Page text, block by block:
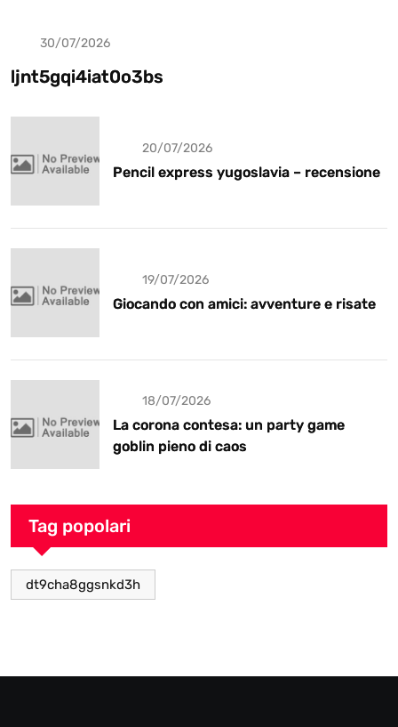
Uncategorized
30/07/2026
ljnt5gqi4iat0o3bs
20/07/2026
Pencil express yugoslavia – recensione
19/07/2026
Giocando con amici: avventure e risate
18/07/2026
La corona contesa: un party game
goblin pieno di caos
Tag popolari
dt9cha8ggsnkd3h